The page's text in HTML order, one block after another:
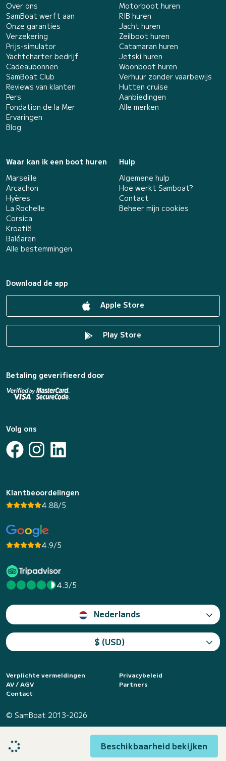
Beschikbaarheid bekijken
Over ons
SamBoat werft aan
Onze garanties
Verzekering
Prijs-simulator
Yachtcharter bedrijf
Cadeaubonnen
SamBoat Club
Reviews van klanten
Pers
Fondation de la Mer
Ervaringen
Blog
Motorboot huren
RIB huren
Jacht huren
Zeilboot huren
Catamaran huren
Jetski huren
Woonboot huren
Verhuur zonder vaarbewijs
Hutten cruise
Aanbiedingen
Alle merken
Waar kan ik een boot huren
Marseille
Arcachon
Hyères
La Rochelle
Corsica
Kroatië
Baléaren
Alle bestemmingen
Hulp
Algemene hulp
Hoe werkt Samboat?
Contact
Beheer mijn cookies
Download de app
Apple Store
Play Store
Betaling geverifieerd door
Volg ons
Klantbeoordelingen
4.88/5
4.9/5
4.3/5
Nederlands
$ (USD)
Verplichte vermeldingen
Privacybeleid
AV / AGV
Partners
Contact
© SamBoat 2013-2026